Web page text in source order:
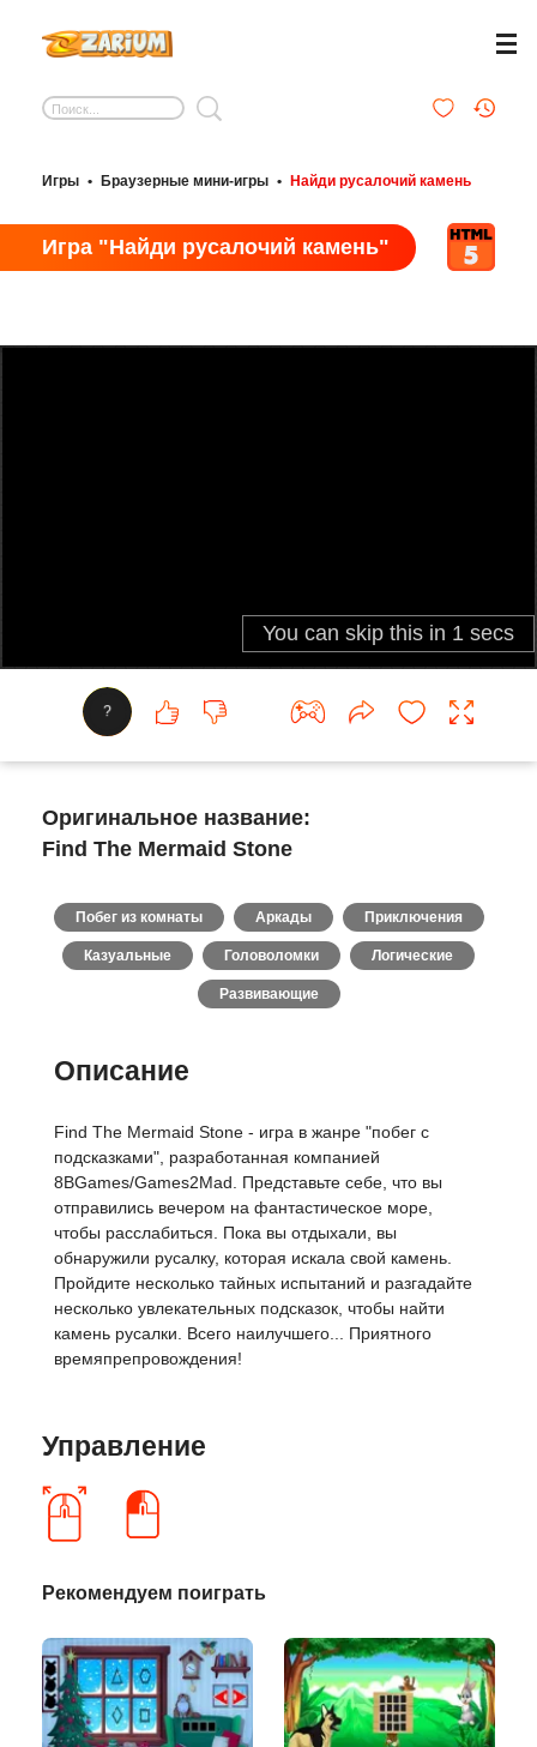
Игры • Браузерные мини-игры • Найди русалочий камень
Игра "Найди русалочий камень"
?
Оригинальное название:
Find The Mermaid Stone
Побег из комнаты Аркады Приключения
Казуальные Головоломки Логические
Развивающие
Описание
Find The Mermaid Stone - игра в жанре "побег с
подсказками", разработанная компанией
8BGames/Games2Mad. Представьте себе, что вы
отправились вечером на фантастическое море,
чтобы расслабиться. Пока вы отдыхали, вы
обнаружили русалку, которая искала свой камень.
Пройдите несколько тайных испытаний и разгадайте
несколько увлекательных подсказок, чтобы найти
камень русалки. Всего наилучшего... Приятного
времяпрепровождения!
Управление
Рекомендуем поиграть